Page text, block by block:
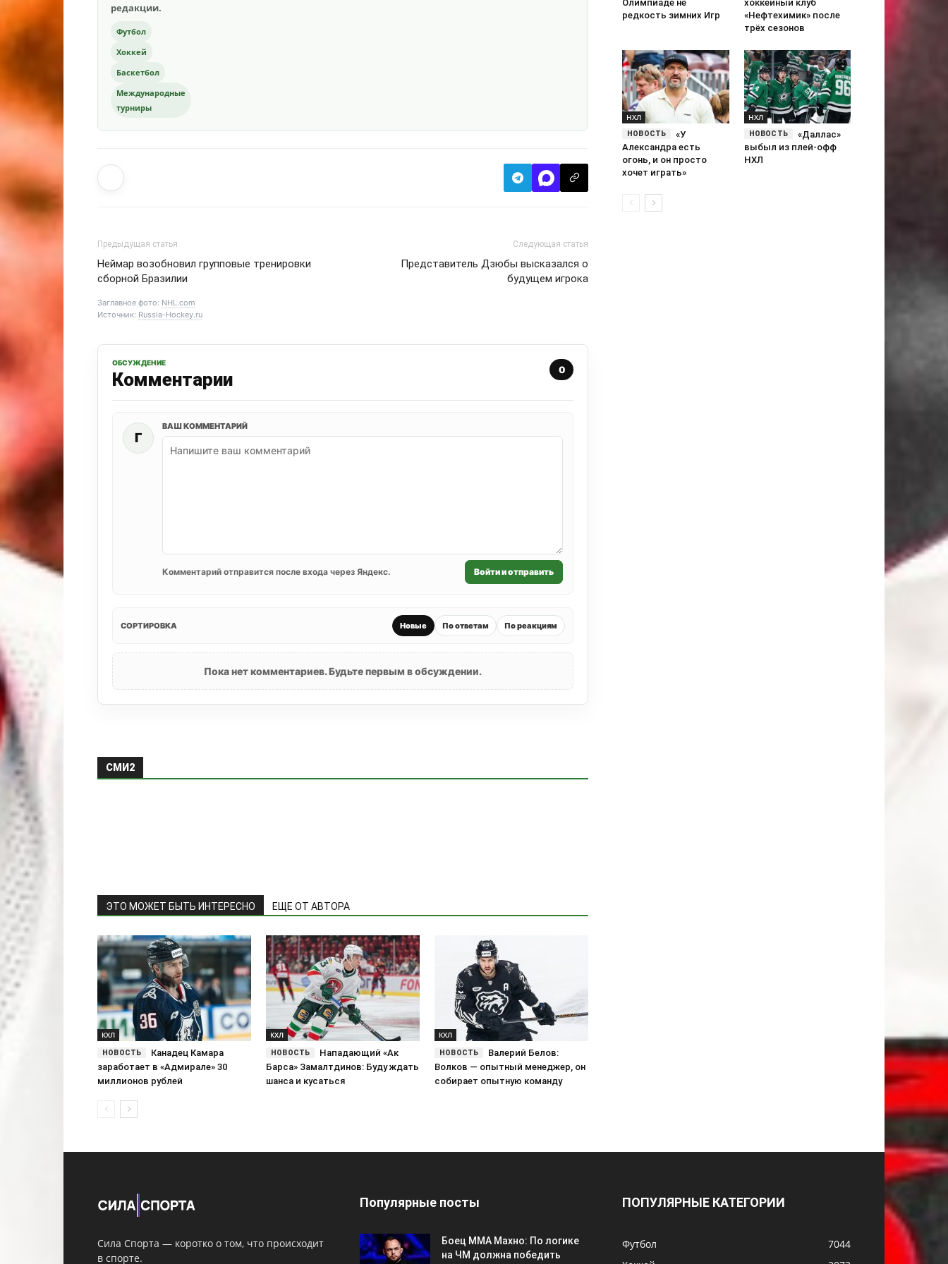
редакции.
Футбол
Хоккей
Баскетбол
Международные
турниры
Предыдущая статья
Неймар возобновил групповые тренировки
сборной Бразилии
Следующая статья
Представитель Дзюбы высказался о
будущем игрока
Заглавное фото: NHL.com
Источник: Russia-Hockey.ru
ОБСУЖДЕНИЕ
Комментарии 0
Г
ВАШ КОММЕНТАРИЙ
Комментарий отправится после входа через Яндекс. Войти и отправить
СОРТИРОВКА Новые По ответам По реакциям
Пока нет комментариев. Будьте первым в обсуждении.
СМИ2
ЭТО МОЖЕТ БЫТЬ ИНТЕРЕСНО ЕЩЕ ОТ АВТОРА
КХЛ
Канадец Камара
заработает в «Адмирале» 30
миллионов рублей
КХЛ
Нападающий «Ак
Барса» Замалтдинов: Буду ждать
шанса и кусаться
КХЛ
Валерий Белов:
Волков — опытный менеджер, он
собирает опытную команду
Олимпиаде не
редкость зимних Игр
хоккейный клуб
«Нефтехимик» после
трёх сезонов
НХЛ
«У
Александра есть
огонь, и он просто
хочет играть»
НХЛ
«Даллас»
выбыл из плей-офф
НХЛ
Сила Спорта — коротко о том, что происходит
в спорте.
Популярные посты
Боец ММА Махно: По логике
на ЧМ должна победить
ПОПУЛЯРНЫЕ КАТЕГОРИИ
Футбол
7044